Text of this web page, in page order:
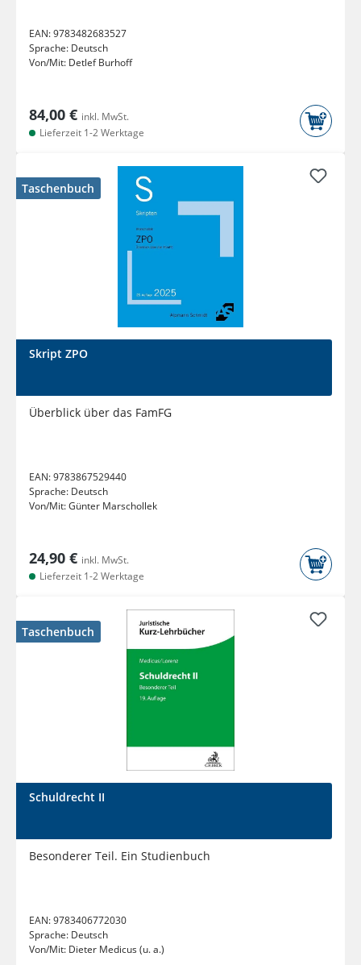
EAN:9783482683527
Sprache: Deutsch
Von/Mit: Detlef Burhoff
84,00 € inkl. MwSt.
Lieferzeit 1-2 Werktage
Taschenbuch
Skript ZPO
Überblick über das FamFG
EAN:9783867529440
Sprache: Deutsch
Von/Mit:Günter Marschollek
24,90 € inkl. MwSt.
Lieferzeit 1-2 Werktage
Taschenbuch
Schuldrecht II
Besonderer Teil. Ein Studienbuch
EAN:9783406772030
Sprache: Deutsch
Von/Mit: Dieter Medicus (u. a.)